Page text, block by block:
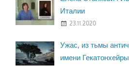
Италии
23.11.2020
Ужас, из тьмы
имени Гекатонхейры